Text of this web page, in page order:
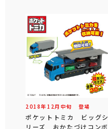
2018年 12 月 中旬 登場
ポケットトミカ ビッグシ
リーズ おかたづけコンボ